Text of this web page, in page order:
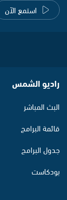
استمع الآن
راديو الشمس
البث المباشر
قائمة البرامج
جدول البرامج
بودكاست